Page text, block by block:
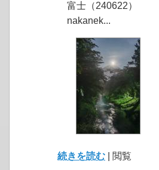
富士（240622）
nakanek...
続きを読む | 閲覧